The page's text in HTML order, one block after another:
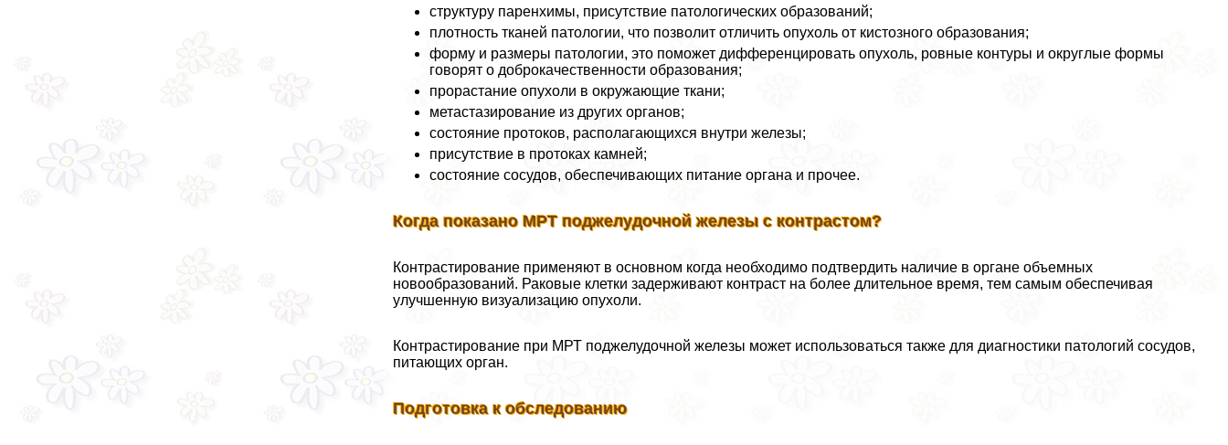
структуру паренхимы, присутствие патологических образований;
плотность тканей патологии, что позволит отличить опухоль от кистозного образования;
форму и размеры патологии, это поможет дифференцировать опухоль, ровные контуры и округлые формы
говорят о доброкачественности образования;
прорастание опухоли в окружающие ткани;
метастазирование из других органов;
состояние протоков, располагающихся внутри железы;
присутствие в протоках камней;
состояние сосудов, обеспечивающих питание органа и прочее.
Когда показано МРТ поджелудочной железы с контрастом?
Контрастирование применяют в основном когда необходимо подтвердить наличие в органе объемных
новообразований. Раковые клетки задерживают контраст на более длительное время, тем самым обеспечивая
улучшенную визуализацию опухоли.
Контрастирование при МРТ поджелудочной железы может использоваться также для диагностики патологий сосудов,
питающих орган.
Подготовка к обследованию